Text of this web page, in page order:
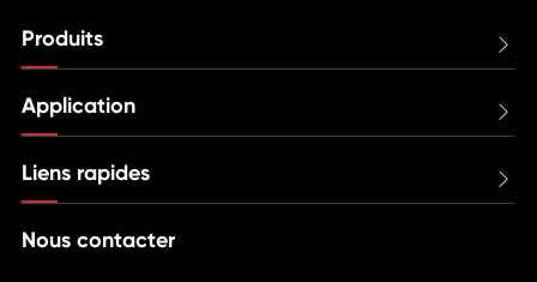
Produits 
Application 
Liens rapides 
Nous contacter